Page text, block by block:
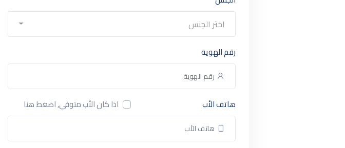
اختر الجنس
رقم الهوية
هاتف الأب اذا كان الأب متوفي, اضغط هنا